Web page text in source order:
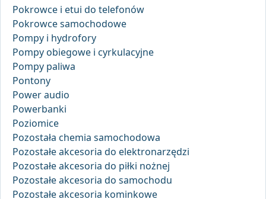
Pokrowce i etui do telefonów
Pokrowce samochodowe
Pompy i hydrofory
Pompy obiegowe i cyrkulacyjne
Pompy paliwa
Pontony
Power audio
Powerbanki
Poziomice
Pozostała chemia samochodowa
Pozostałe akcesoria do elektronarzędzi
Pozostałe akcesoria do piłki nożnej
Pozostałe akcesoria do samochodu
Pozostałe akcesoria kominkowe